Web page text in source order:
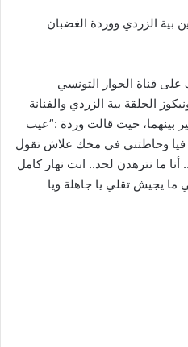
بية الزردي ووردة الغضبان
شهدت حلقة اليوم من برنامج Jdt على قناة الحوار التونسي
الحلقة بية الزردي والفنانة
بينهما، حيث قالت وردة :”عيب
فيا وحاطتني في مخك علاش تقول
ما نترهدن لحد.. انت نهار كامل
ما يجيش تقلي يا جاهلة ويا